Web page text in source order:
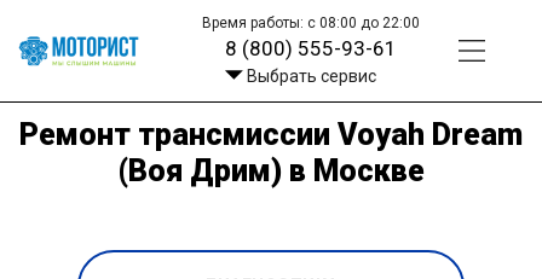
Время работы: с 08:00 до 22:00
8 (800) 555-93-61
Выбрать сервис
Ремонт трансмиссии Voyah Dream
(Воя Дрим) в Москве